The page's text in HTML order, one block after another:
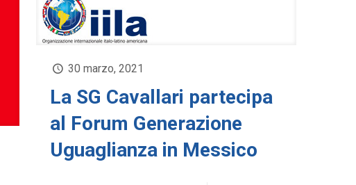
30 marzo, 2021
La SG Cavallari partecipa
al Forum Generazione
Uguaglianza in Messico